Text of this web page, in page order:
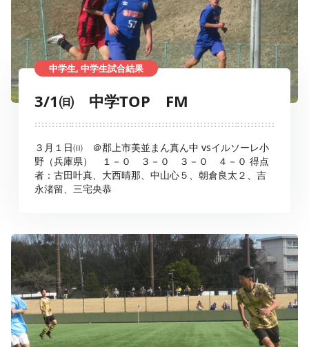
中学生, 中学生試合結果
3/1㈰ 中学TOP FM
３月１日㈰ ＠郡上市美並まん真ん中 vsイルソーレ小
野（兵庫県） １－０ ３－０ ３－０ ４－０ 得点
者：古田叶真、大西晴那、中山心５、朝倉良太２、吉
永渚留、三宅央恭